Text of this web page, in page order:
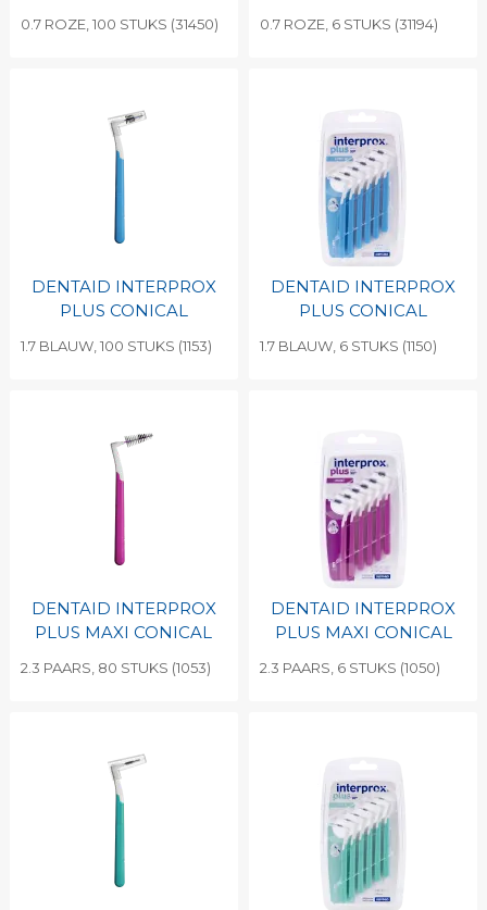
0.7 ROZE, 100 STUKS (31450) 0.7 ROZE, 6 STUKS (31194)
DENTAID INTERPROX
PLUS CONICAL
1.7 BLAUW, 100 STUKS (1153)
DENTAID INTERPROX
PLUS CONICAL
1.7 BLAUW, 6 STUKS (1150)
DENTAID INTERPROX
PLUS MAXI CONICAL
2.3 PAARS, 80 STUKS (1053)
DENTAID INTERPROX
PLUS MAXI CONICAL
2.3 PAARS, 6 STUKS (1050)